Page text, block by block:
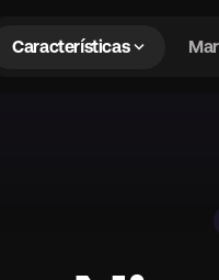
Característicasexpand_more